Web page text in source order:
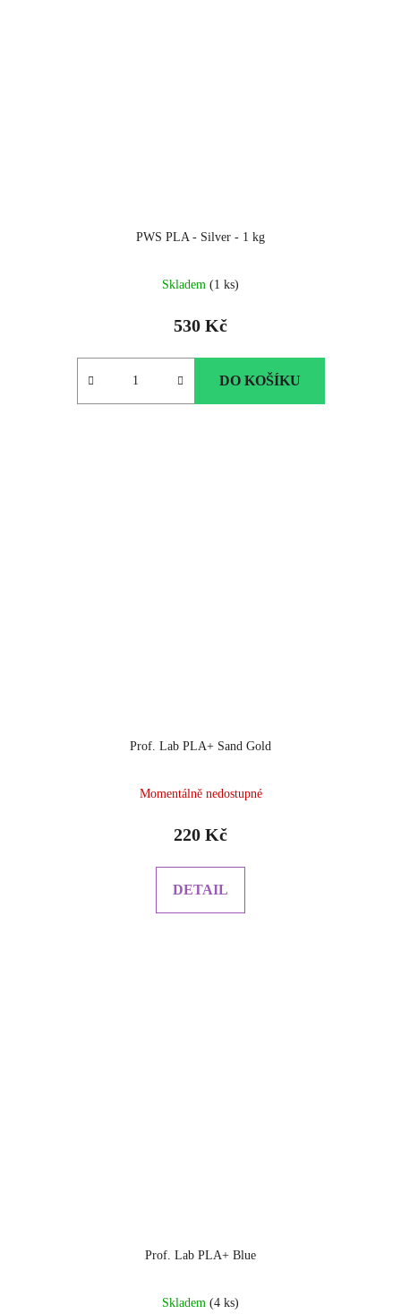
PWS PLA - Silver - 1 kg
Skladem (1 ks)
530 Kč
DO KOŠÍKU
Prof. Lab PLA+ Sand Gold
Momentálně nedostupné
220 Kč
DETAIL
Prof. Lab PLA+ Blue
Skladem (4 ks)